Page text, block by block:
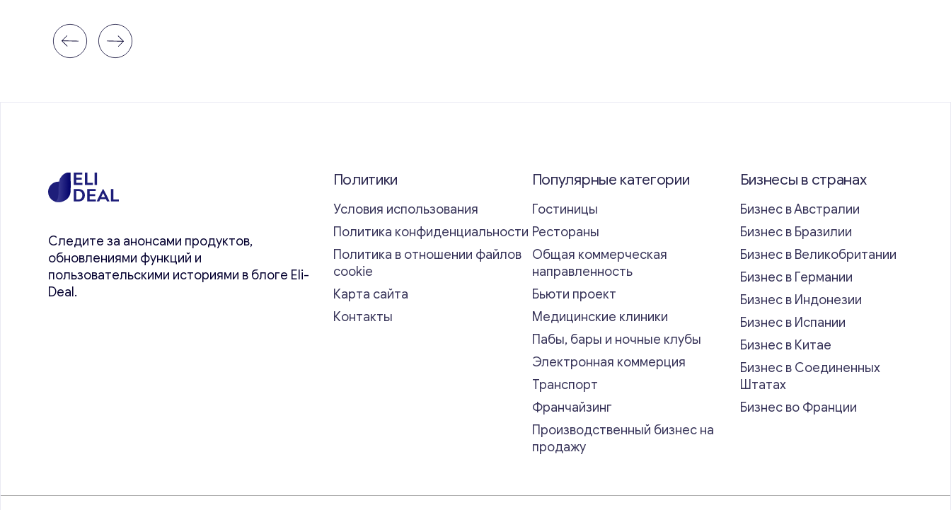
Следите за анонсами продуктов,
обновлениями функций и
пользовательскими историями в блоге Eli-
Deal.
Политики
Условия использования
Политика конфиденциальности
Политика в отношении файлов
cookie
Карта сайта
Контакты
Популярные категории
Гостиницы
Рестораны
Общая коммерческая
направленность
Бьюти проект
Медицинские клиники
Пабы, бары и ночные клубы
Электронная коммерция
Транспорт
Франчайзинг
Производственный бизнес на
продажу
Бизнесы в странах
Бизнес в Австралии
Бизнес в Бразилии
Бизнес в Великобритании
Бизнес в Германии
Бизнес в Индонезии
Бизнес в Испании
Бизнес в Китае
Бизнес в Соединенных
Штатах
Бизнес во Франции